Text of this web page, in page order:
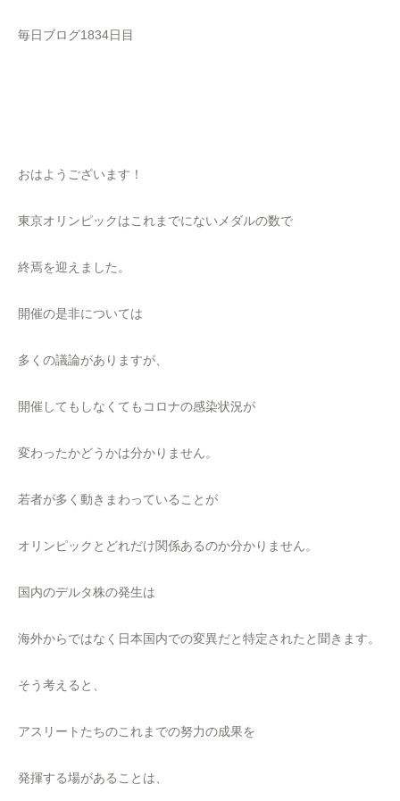
毎日ブログ1834日目
おはようございます！
東京オリンピックはこれまでにないメダルの数で
終焉を迎えました。
開催の是非については
多くの議論がありますが、
開催してもしなくてもコロナの感染状況が
変わったかどうかは分かりません。
若者が多く動きまわっていることが
オリンピックとどれだけ関係あるのか分かりません。
国内のデルタ株の発生は
海外からではなく日本国内での変異だと特定されたと聞きます。
そう考えると、
アスリートたちのこれまでの努力の成果を
発揮する場があることは、